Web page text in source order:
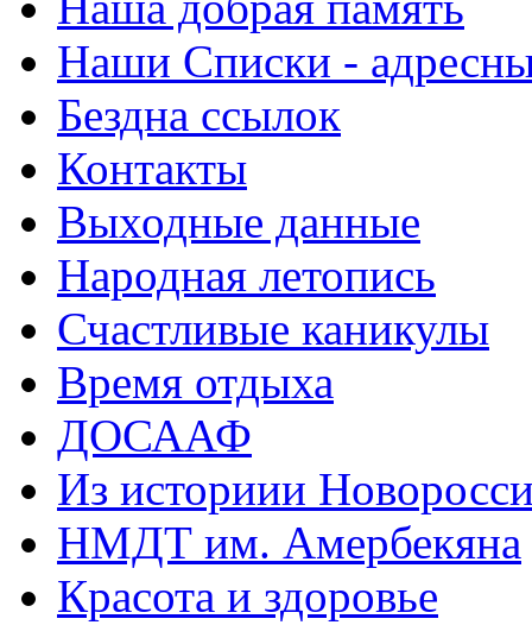
Наши Списки -
Бездна ссылок
Контакты
Выходные данные
Народная летопись
Счастливые каникулы
Время отдыха
ДОСААФ
Из историии
НМДТ им. Амербекяна
Красота и здоровье